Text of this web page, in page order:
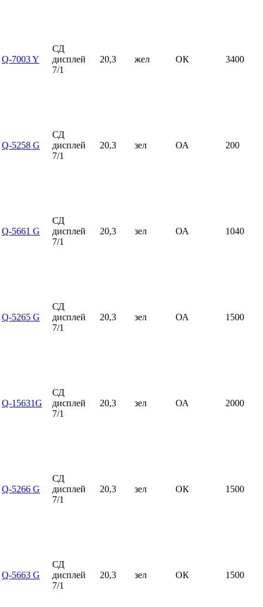
Q-7003 Y
СД
дисплей
7/1
20,3 жел ОК 3400
Q-5258 G
СД
дисплей
7/1
20,3 зел ОА 200
Q-5661 G
СД
дисплей
7/1
20,3 зел ОА 1040
Q-5265 G
СД
дисплей
7/1
20,3 зел ОА 1500
Q-15631G
СД
дисплей
7/1
20,3 зел ОА 2000
Q-5266 G
СД
дисплей
7/1
20,3 зел ОК 1500
Q-5663 G
СД
дисплей
7/1
20,3 зел ОК 1500